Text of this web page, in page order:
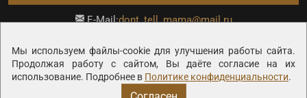
Мы используем файлы-cookie для улучшения работы сайта.
Продолжая работу с сайтом, Вы даёте согласие на их
использование. Подробнее в Политике конфиденциальности.
E-Mail:dont_tell_mama@mail.ru